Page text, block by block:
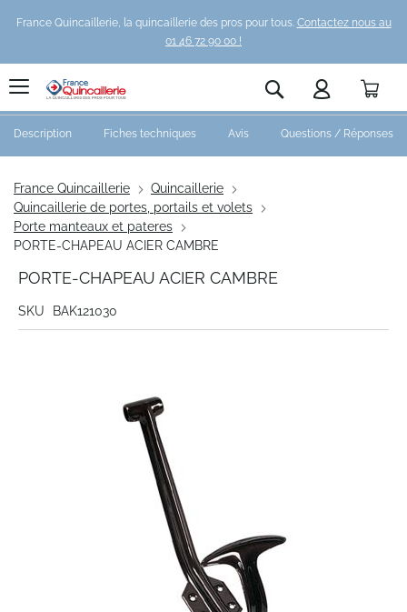
France Quincaillerie, la quincaillerie des pros pour tous. Contactez nous au
01 46 72 90 00 !
Rechercher
France Quincaillerie
Quincaillerie
Quincaillerie de portes, portails et volets
Porte manteaux et pateres
PORTE-CHAPEAU ACIER CAMBRE
PORTE-CHAPEAU ACIER CAMBRE
SKU
BAK121030
Description Fiches techniques Avis Questions / Réponses